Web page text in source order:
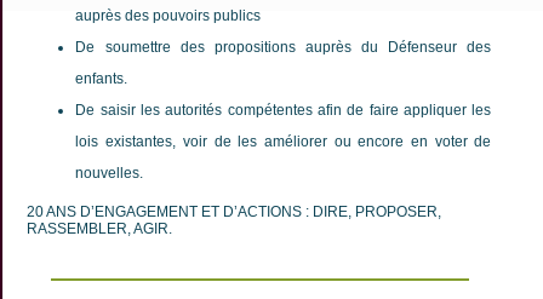
Coups
de
auprès des pouvoirs publics
De soumettre des propositions auprès du Défenseur des
enfants.
De saisir les autorités compétentes afin de faire appliquer les
lois existantes, voir de les améliorer ou encore en voter de
nouvelles.
20 ANS D’ENGAGEMENT ET D’ACTIONS : DIRE, PROPOSER,
RASSEMBLER, AGIR.